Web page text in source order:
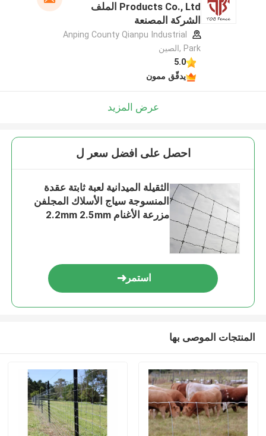
Products Co., Ltd الملف
الشركة المصنعة
Anping County Qianpu Industrial
Park ,الصين
5.0
يدقّق ممون
عرض المزيد
احصل على افضل سعر ل
الثقيلة الميدانية لعبة ثابتة عقدة
المنسوجة سياج الأسلاك المجلفن
مزرعة الأغنام 2.2mm 2.5mm
استمر
المنتجات الموصى بها